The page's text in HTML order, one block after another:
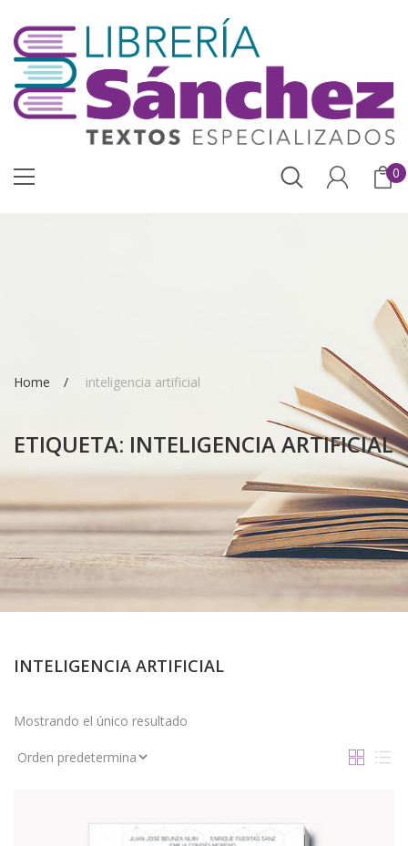
0
Home inteligencia artificial
ETIQUETA: INTELIGENCIA ARTIFICIAL
INTELIGENCIA ARTIFICIAL
Mostrando el único resultado